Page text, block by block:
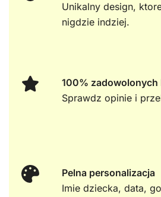
Unikalny design,
nigdzie indziej.
100% zadowolonych
Sprawdz opinie i
Pelna personalizacja
Imie dziecka, data,